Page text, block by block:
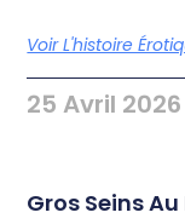
Voir L'histoire
25 Avril 2026
Gros Seins